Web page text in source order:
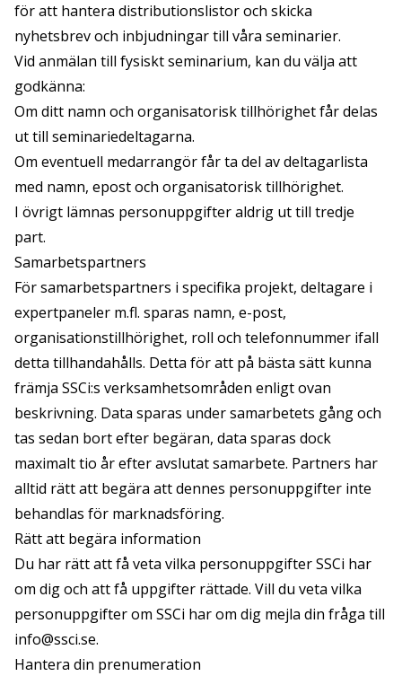
för att hantera distributionslistor och skicka
nyhetsbrev och inbjudningar till våra seminarier.
Vid anmälan till fysiskt seminarium, kan du välja att
godkänna:
Om ditt namn och organisatorisk tillhörighet får delas
ut till seminariedeltagarna.
Om eventuell medarrangör får ta del av deltagarlista
med namn, epost och organisatorisk tillhörighet.
I övrigt lämnas personuppgifter aldrig ut till tredje
part.
Samarbetspartners
För samarbetspartners i specifika projekt, deltagare i
expertpaneler m.fl. sparas namn, e-post,
organisationstillhörighet, roll och telefonnummer ifall
detta tillhandahålls. Detta för att på bästa sätt kunna
främja SSCi:s verksamhetsområden enligt ovan
beskrivning. Data sparas under samarbetets gång och
tas sedan bort efter begäran, data sparas dock
maximalt tio år efter avslutat samarbete. Partners har
alltid rätt att begära att dennes personuppgifter inte
behandlas för marknadsföring.
Rätt att begära information
Du har rätt att få veta vilka personuppgifter SSCi har
om dig och att få uppgifter rättade. Vill du veta vilka
personuppgifter om SSCi har om dig mejla din fråga till
info@ssci.se.
Hantera din prenumeration